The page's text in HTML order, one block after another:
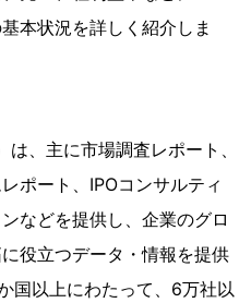
本状況を詳しく紹介しま
、主に市場調査レポート、
ポート、IPOコンサルティ
などを提供し、企業のグロ
役立つデータ・情報を提供
国以上にわたって、6万社以